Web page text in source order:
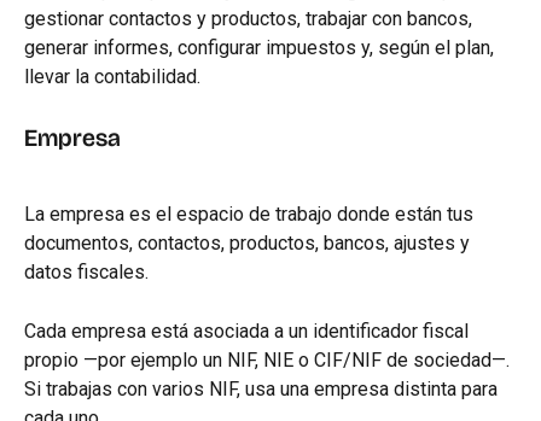
gestionar contactos y productos, trabajar con bancos,
generar informes, configurar impuestos y, según el plan,
llevar la contabilidad.
Empresa
La empresa es el espacio de trabajo donde están tus
documentos, contactos, productos, bancos, ajustes y
datos fiscales.
Cada empresa está asociada a un identificador fiscal
propio —por ejemplo un NIF, NIE o CIF/NIF de sociedad—.
Si trabajas con varios NIF, usa una empresa distinta para